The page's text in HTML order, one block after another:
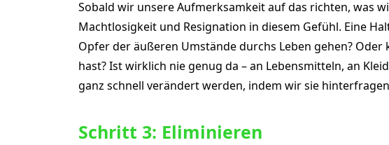
Sobald wir unsere Aufmerksamkeit auf das richten, was
Machtlosigkeit und Resignation in diesem Gefühl. Eine
Opfer der äußeren Umstände durchs Leben gehen?
hast? Ist wirklich nie genug da – an Lebensmitteln, an
ganz schnell verändert werden, indem wir sie
Schritt 3: Eliminieren